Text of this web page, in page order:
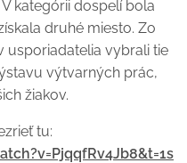
kategórii dospelí bola
druhé miesto. Zo
usporiadatelia vybrali tie
výtvarných prác,
žiakov.
tu: